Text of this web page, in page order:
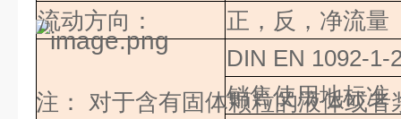
流动方向：
正，反，净流量
DIN EN 1092-1-
销售使用地标准
注： 对于含有固体颗粒的液体或者